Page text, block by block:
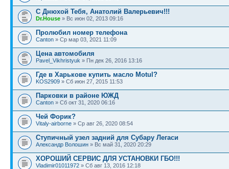
С Днюхой Тебя, Анатолий Валерьевич!!!
Dr.House » Вс июн 02, 2013 09:16
Пролюбил номер телефона
Canton » Ср мар 03, 2021 11:09
Цена автомобиля
Pavel_Vikhristyuk » Пн дек 26, 2016 13:16
Где в Харькове купить масло Motul?
KOS2909 » Сб июн 27, 2015 11:53
Парковки в районе ЮЖД
Canton » Сб окт 31, 2020 06:16
Чей Форик?
Vitaly-airborne » Ср авг 26, 2020 08:54
Ступичный узел задний для Субару Легаси
Александр Волошин » Вс май 31, 2020 20:29
ХОРОШИЙ СЕРВИС ДЛЯ УСТАНОВКИ ГБО!!!
Vladimir01011972 » Сб авг 13, 2016 12:18